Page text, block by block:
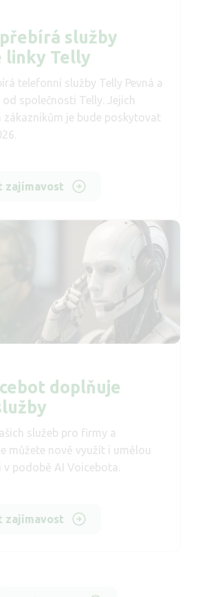
přebírá služby
linky Telly
telefonní služby Telly Pevná a
od společnosti Telly. Jejich
zákazníkům je bude poskytovat
zajímavost
doplňuje
služeb pro firmy a
můžete nově využít i umělou
v podobě AI Voicebota.
zajímavost